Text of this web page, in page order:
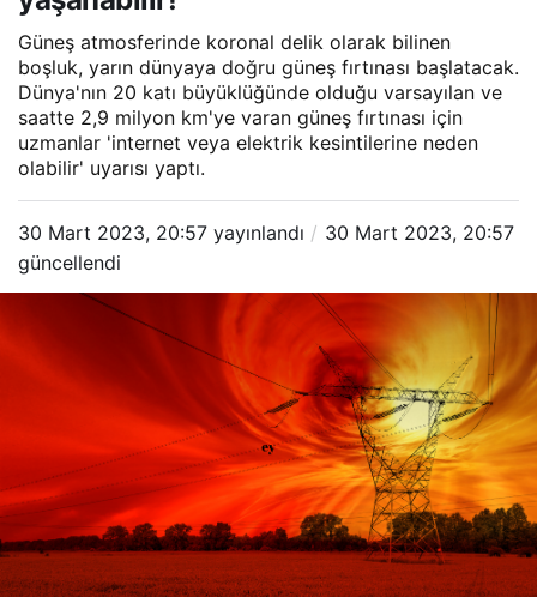
Güneş atmosferinde koronal delik olarak bilinen
boşluk, yarın dünyaya doğru güneş fırtınası başlatacak.
Dünya'nın 20 katı büyüklüğünde olduğu varsayılan ve
saatte 2,9 milyon km'ye varan güneş fırtınası için
uzmanlar 'internet veya elektrik kesintilerine neden
olabilir' uyarısı yaptı.
30 Mart 2023, 20:57 yayınlandı
30 Mart 2023, 20:57
güncellendi